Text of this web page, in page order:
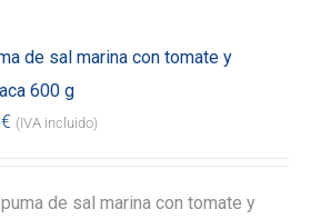
de sal marina con tomate y
600 g
€ (IVA incluido)
de sal marina con tomate y